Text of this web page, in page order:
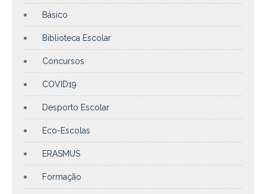
Básico
Biblioteca Escolar
Concursos
COVID19
Desporto Escolar
Eco-Escolas
ERASMUS
Formação